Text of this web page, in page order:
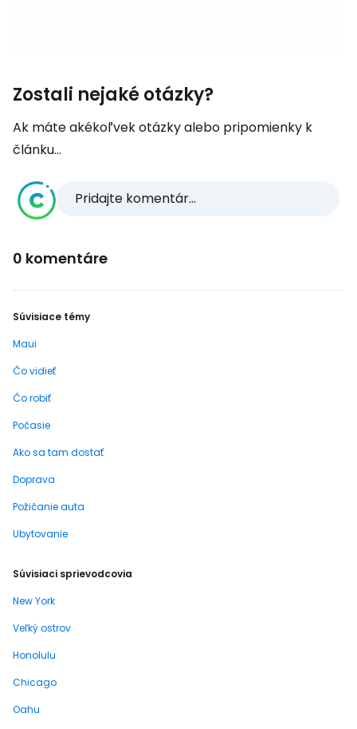
Zostali nejaké otázky?
Ak máte akékoľvek otázky alebo pripomienky k
článku...
Pridajte komentár...
0 komentáre
Súvisiace témy
Maui
Čo vidieť
Čo robiť
Počasie
Ako sa tam dostať
Doprava
Požičanie auta
Ubytovanie
Súvisiaci sprievodcovia
New York
Veľký ostrov
Honolulu
Chicago
Oahu